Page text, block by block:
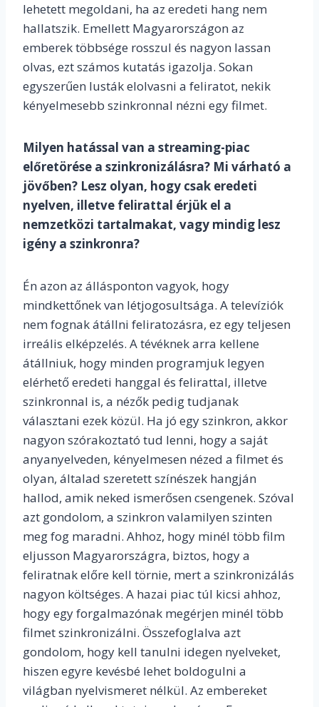
lehetett megoldani, ha az eredeti hang nem
hallatszik. Emellett Magyarországon az
emberek többsége rosszul és nagyon lassan
olvas, ezt számos kutatás igazolja. Sokan
egyszerűen lusták elolvasni a feliratot, nekik
kényelmesebb szinkronnal nézni egy filmet.
Milyen hatással van a streaming-piac
előretörése a szinkronizálásra? Mi várható a
jövőben? Lesz olyan, hogy csak eredeti
nyelven, illetve felirattal érjük el a
nemzetközi tartalmakat, vagy mindig lesz
igény a szinkronra?
Én azon az állásponton vagyok, hogy
mindkettőnek van létjogosultsága. A televíziók
nem fognak átállni feliratozásra, ez egy teljesen
irreális elképzelés. A tévéknek arra kellene
átállniuk, hogy minden programjuk legyen
elérhető eredeti hanggal és felirattal, illetve
szinkronnal is, a nézők pedig tudjanak
választani ezek közül. Ha jó egy szinkron, akkor
nagyon szórakoztató tud lenni, hogy a saját
anyanyelveden, kényelmesen nézed a filmet és
olyan, általad szeretett színészek hangján
hallod, amik neked ismerősen csengenek. Szóval
azt gondolom, a szinkron valamilyen szinten
meg fog maradni. Ahhoz, hogy minél több film
eljusson Magyarországra, biztos, hogy a
feliratnak előre kell törnie, mert a szinkronizálás
nagyon költséges. A hazai piac túl kicsi ahhoz,
hogy egy forgalmazónak megérjen minél több
filmet szinkronizálni. Összefoglalva azt
gondolom, hogy kell tanulni idegen nyelveket,
hiszen egyre kevésbé lehet boldogulni a
világban nyelvismeret nélkül. Az embereket